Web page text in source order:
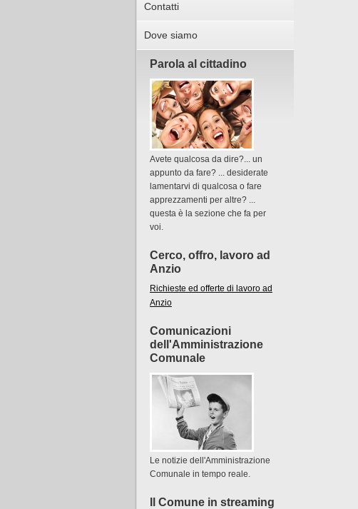
Contatti
Dove siamo
Parola al cittadino
Avete qualcosa da dire?... un
appunto da fare? ... desiderate
lamentarvi di qualcosa o fare
apprezzamenti per altre? ...
questa è la sezione che fa per
voi.
Cerco, offro, lavoro ad
Anzio
Richieste ed offerte di lavoro ad
Anzio
Comunicazioni
dell'Amministrazione
Comunale
Le notizie dell'Amministrazione
Comunale in tempo reale.
Il Comune in streaming